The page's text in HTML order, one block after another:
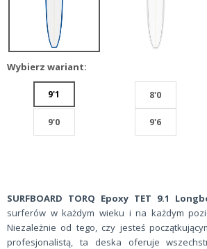
Wybierz wariant:
9'1 8'0
9'0 9'6
SURFBOARD TORQ Epoxy TET 9.1
surferów w każdym wieku i na każdym
Niezależnie od tego, czy jesteś
profesjonalistą, ta deska oferuje